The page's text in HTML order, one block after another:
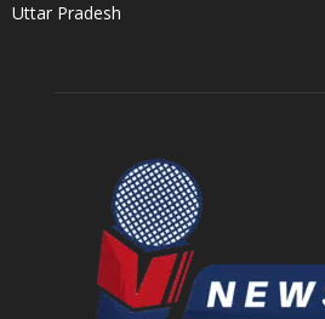
Uttar Pradesh